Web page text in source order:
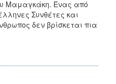
Μαμαγκάκη. Ένας από
Συνθέτες και
δεν βρίσκεται πια